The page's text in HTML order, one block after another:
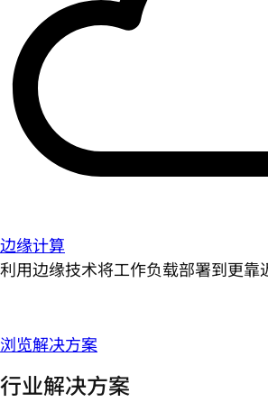
边缘计算
利用边缘技术将工作负载部署到更靠
浏览解决方案
行业解决方案